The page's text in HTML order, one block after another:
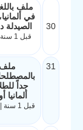
30
ملف
في
الصيدلة
قبل 1 سنة | المشاهدات: 784 | الحجم: 5.4MB
31
ملف
جداً
قبل 1 سنة | المشاهدات: 692 | الحجم: 633.3KB